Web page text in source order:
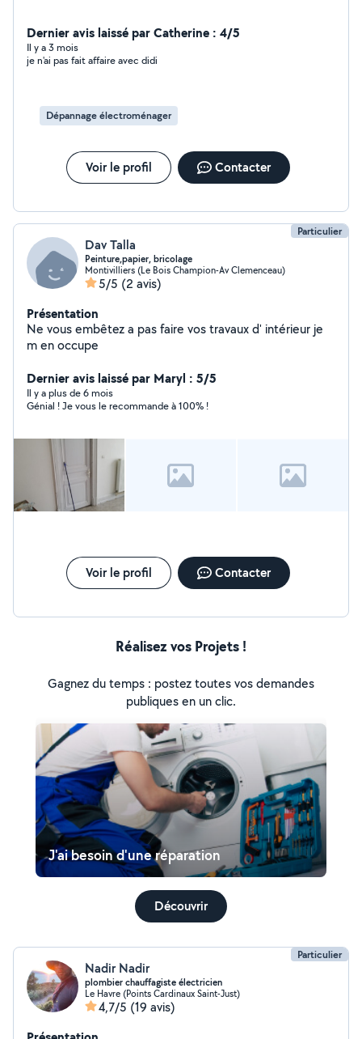
Dernier avis laissé par Catherine : 4/5
Il y a 3 mois
je n'ai pas fait affaire avec didi
Dépannage électroménager
Voir le profil Contacter
Particulier
Dav Talla
Peinture,papier, bricolage
Montivilliers (Le Bois Champion-Av Clemenceau)
5/5 (2 avis)
Présentation
Ne vous embêtez a pas faire vos travaux d' intérieur je
m en occupe
Dernier avis laissé par Maryl : 5/5
Il y a plus de 6 mois
Génial ! Je vous le recommande à 100% !
Voir le profil Contacter
Réalisez vos Projets !
Gagnez du temps : postez toutes vos demandes
publiques en un clic.
J'ai besoin d'une réparation
Découvrir
Particulier
Nadir Nadir
plombier chauffagiste électricien
Le Havre (Points Cardinaux Saint-Just)
4,7/5 (19 avis)